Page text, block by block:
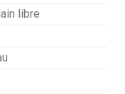
libre